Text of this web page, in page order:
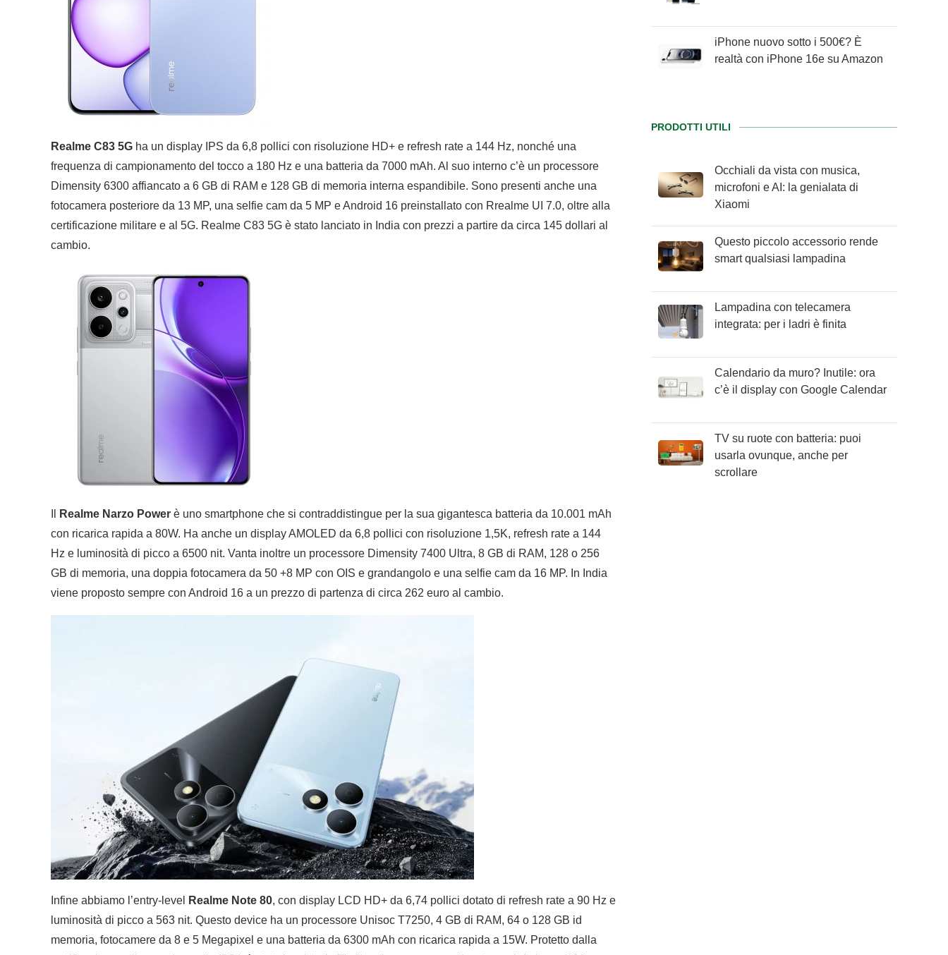
Realme C83 5G ha un display IPS da 6,8 pollici con risoluzione HD+ e refresh rate a 144 Hz, nonché una
frequenza di campionamento del tocco a 180 Hz e una batteria da 7000 mAh. Al suo interno c’è un processore
Dimensity 6300 affiancato a 6 GB di RAM e 128 GB di memoria interna espandibile. Sono presenti anche una
fotocamera posteriore da 13 MP, una selfie cam da 5 MP e Android 16 preinstallato con Rrealme UI 7.0, oltre alla
certificazione militare e al 5G. Realme C83 5G è stato lanciato in India con prezzi a partire da circa 145 dollari al
cambio.
Realme Narzo Power è uno smartphone che si contraddistingue per la sua gigantesca batteria da 10.001 mAh
con ricarica rapida a 80W. Ha anche un display AMOLED da 6,8 pollici con risoluzione 1,5K, refresh rate a 144
Hz e luminosità di picco a 6500 nit. Vanta inoltre un processore Dimensity 7400 Ultra, 8 GB di RAM, 128 o 256
GB di memoria, una doppia fotocamera da 50 +8 MP con OIS e grandangolo e una selfie cam da 16 MP. In India
viene proposto sempre con Android 16 a un prezzo di partenza di circa 262 euro al cambio.
Infine abbiamo l’entry-level Realme Note 80, con display LCD HD+ da 6,74 pollici dotato di refresh rate a 90 Hz e
luminosità di picco a 563 nit. Questo device ha un processore Unisoc T7250, 4 GB di RAM, 64 o 128 GB id
memoria, fotocamere da 8 e 5 Megapixel e una batteria da 6300 mAh con ricarica rapida a 15W. Protetto dalla
iPhone nuovo sotto i 500€? È
realtà con iPhone 16e su Amazon
PRODOTTI UTILI
Occhiali da vista con musica,
microfoni e AI: la genialata di
Xiaomi
Questo piccolo accessorio rende
smart qualsiasi lampadina
Lampadina con telecamera
integrata: per i ladri è finita
Calendario da muro? Inutile: ora
c’è il display con Google Calendar
TV su ruote con batteria: puoi
usarla ovunque, anche per
scrollare